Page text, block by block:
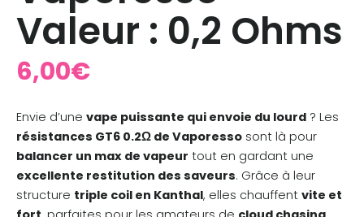
Valeur : 0,2 Ohms
6,00€
Envie d’une vape puissante qui envoie du lourd ? Les
résistances GT6 0.2Ω de Vaporesso sont là pour
balancer un max de vapeur tout en gardant une
excellente restitution des saveurs. Grâce à leur
structure triple coil en Kanthal, elles chauffent vite et